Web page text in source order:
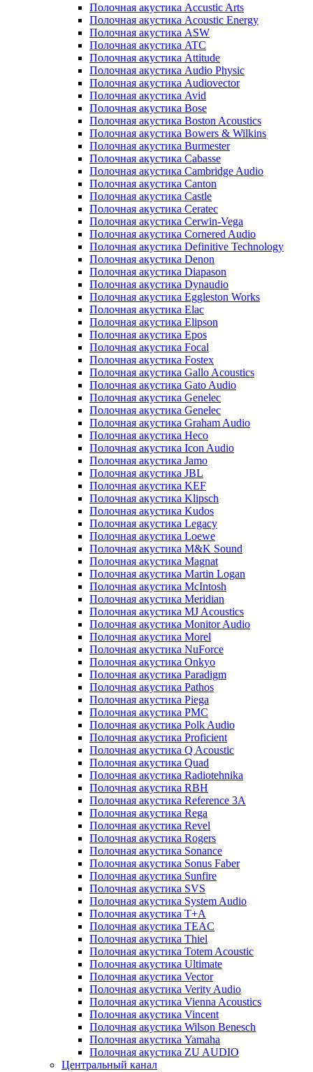
Полочная акустика Accustic Arts
Полочная акустика Acoustic Energy
Полочная акустика ASW
Полочная акустика ATC
Полочная акустика Attitude
Полочная акустика Audio Physic
Полочная акустика Audiovector
Полочная акустика Avid
Полочная акустика Bose
Полочная акустика Boston Acoustics
Полочная акустика Bowers & Wilkins
Полочная акустика Burmester
Полочная акустика Cabasse
Полочная акустика Cambridge Audio
Полочная акустика Canton
Полочная акустика Castle
Полочная акустика Ceratec
Полочная акустика Cerwin-Vega
Полочная акустика Cornered Audio
Полочная акустика Definitive Technology
Полочная акустика Denon
Полочная акустика Diapason
Полочная акустика Dynaudio
Полочная акустика Eggleston Works
Полочная акустика Elac
Полочная акустика Elipson
Полочная акустика Epos
Полочная акустика Focal
Полочная акустика Fostex
Полочная акустика Gallo Acoustics
Полочная акустика Gato Audio
Полочная акустика Genelec
Полочная акустика Genelec
Полочная акустика Graham Audio
Полочная акустика Heco
Полочная акустика Icon Audio
Полочная акустика Jamo
Полочная акустика JBL
Полочная акустика KEF
Полочная акустика Klipsch
Полочная акустика Kudos
Полочная акустика Legacy
Полочная акустика Loewe
Полочная акустика M&K Sound
Полочная акустика Magnat
Полочная акустика Martin Logan
Полочная акустика McIntosh
Полочная акустика Meridian
Полочная акустика MJ Acoustics
Полочная акустика Monitor Audio
Полочная акустика Morel
Полочная акустика NuForce
Полочная акустика Onkyo
Полочная акустика Paradigm
Полочная акустика Pathos
Полочная акустика Piega
Полочная акустика PMC
Полочная акустика Polk Audio
Полочная акустика Proficient
Полочная акустика Q Acoustic
Полочная акустика Quad
Полочная акустика Radiotehnika
Полочная акустика RBH
Полочная акустика Reference 3A
Полочная акустика Rega
Полочная акустика Revel
Полочная акустика Rogers
Полочная акустика Sonance
Полочная акустика Sonus Faber
Полочная акустика Sunfire
Полочная акустика SVS
Полочная акустика System Audio
Полочная акустика T+A
Полочная акустика TEAC
Полочная акустика Thiel
Полочная акустика Totem Acoustic
Полочная акустика Ultimate
Полочная акустика Vector
Полочная акустика Verity Audio
Полочная акустика Vienna Acoustics
Полочная акустика Vincent
Полочная акустика Wilson Benesch
Полочная акустика Yamaha
Полочная акустика ZU AUDIO
Центральный канал